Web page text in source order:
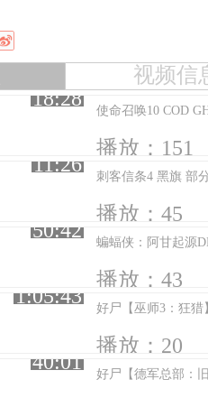
视频信
18:28
使命召唤10 COD
播放：151
11:26
刺客信条4 黑旗 部
播放：45
50:42
蝙蝠侠：阿甘起源
播放：43
1:05:43
好尸【巫师3：狂
播放：20
40:01
好尸【德军总部：